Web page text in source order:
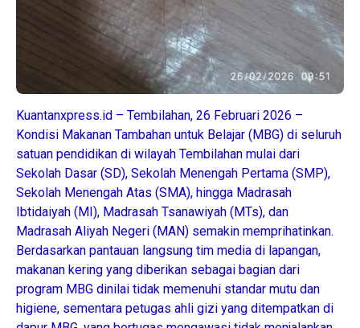
Kuantanxpress.id – Tembilahan, 26 Februari 2026 –
Kondisi Makanan Tambahan untuk Belajar (MBG) di seluruh
satuan pendidikan di wilayah Tembilahan mulai dari
Sekolah Dasar (SD), Sekolah Menengah Pertama (SMP),
Sekolah Menengah Atas (SMA), hingga Madrasah
Ibtidaiyah (MI), Madrasah Tsanawiyah (MTs), dan
Madrasah Aliyah Negeri (MAN) semakin memprihatinkan.
Berdasarkan pantauan langsung tim media di lapangan,
makanan kering yang diberikan sebagai bagian dari
program MBG dinilai tidak memenuhi standar mutu dan
higiene, sementara petugas ahli gizi yang ditempatkan di